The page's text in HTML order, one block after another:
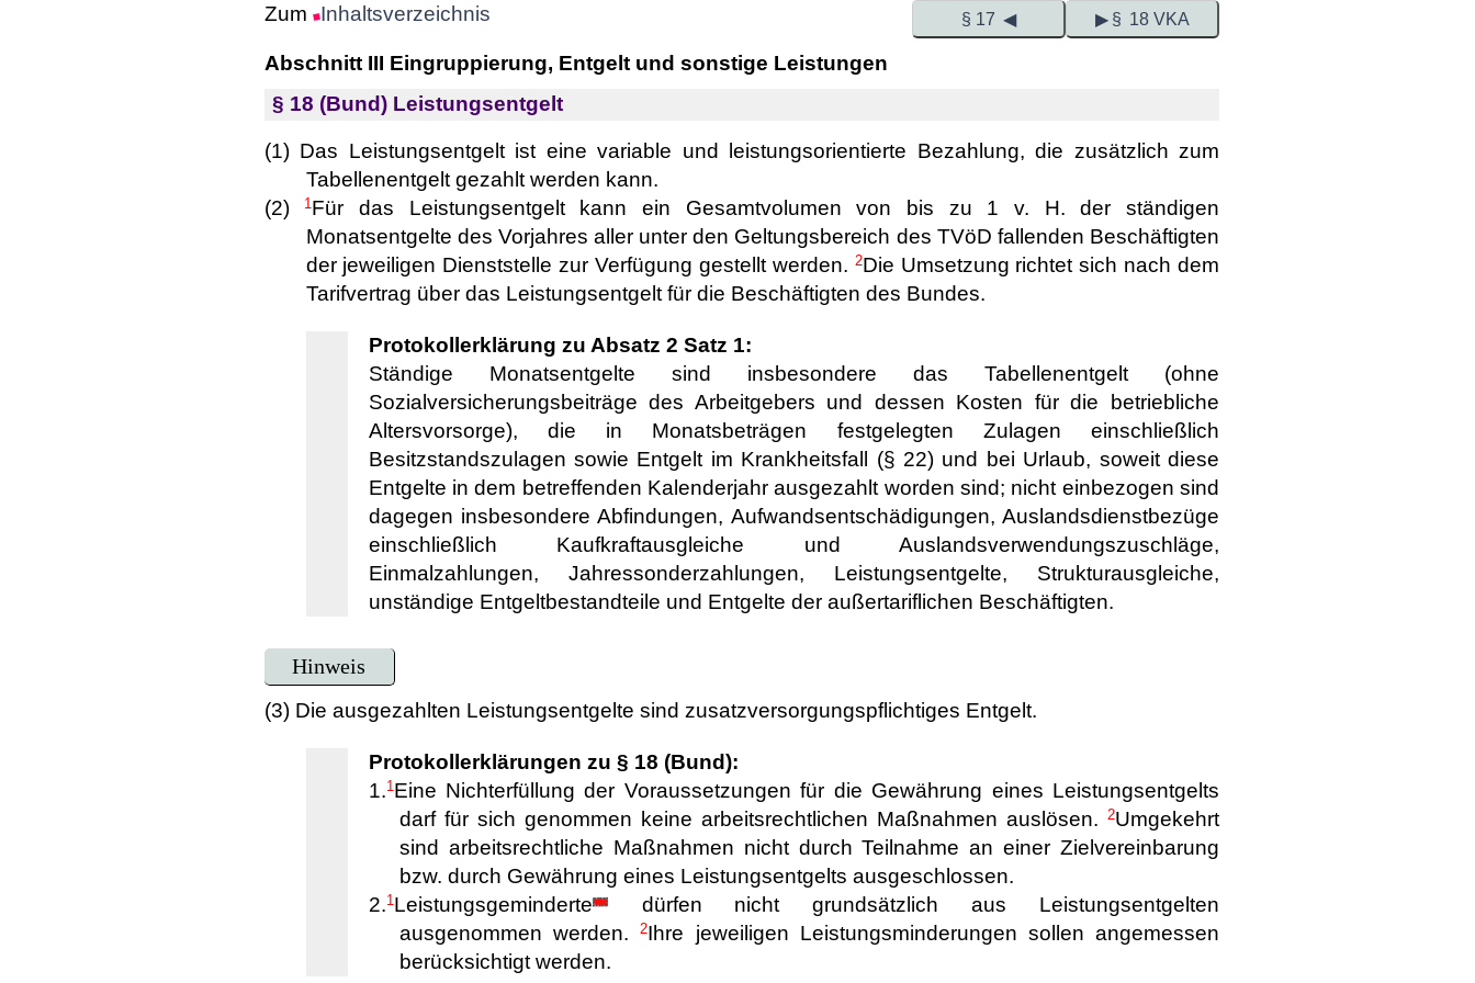
Zum Inhaltsverzeichnis § 17 ◀ ▶ § 18 VKA
Abschnitt III Eingruppierung, Entgelt und sonstige Leistungen
§ 18 (Bund) Leistungsentgelt
(1) Das Leistungsentgelt ist eine variable und leistungsorientierte Bezahlung, die zusätzlich zum
Tabellenentgelt gezahlt werden kann.
(2)
1 Für das Leistungsentgelt kann ein Gesamtvolumen von bis zu 1 v. H. der ständigen
Monatsentgelte des Vorjahres aller unter den Geltungsbereich des TVöD fallenden Beschäftigten
der jeweiligen Dienststelle zur Verfügung gestellt werden. 2Die Umsetzung richtet sich nach dem
Tarifvertrag über das Leistungsentgelt für die Beschäftigten des Bundes.
Protokollerklärung zu Absatz 2 Satz 1:
Ständige Monatsentgelte sind insbesondere das Tabellenentgelt (ohne
Sozialversicherungsbeiträge des Arbeitgebers und dessen Kosten für die betriebliche
Altersvorsorge), die in Monatsbeträgen festgelegten Zulagen einschließlich
Besitzstandszulagen sowie Entgelt im Krankheitsfall (§ 22) und bei Urlaub, soweit diese
Entgelte in dem betreffenden Kalenderjahr ausgezahlt worden sind; nicht einbezogen sind
dagegen insbesondere Abfindungen, Aufwandsentschädigungen, Auslandsdienstbezüge
einschließlich Kaufkraftausgleiche und Auslandsverwendungszuschläge,
Einmalzahlungen, Jahressonderzahlungen, Leistungsentgelte, Strukturausgleiche,
unständige Entgeltbestandteile und Entgelte der außertariflichen Beschäftigten.
Hinweis
(3) Die ausgezahlten Leistungsentgelte sind zusatzversorgungspflichtiges Entgelt.
Protokollerklärungen zu § 18 (Bund):
1.1Eine Nichterfüllung der Voraussetzungen für die Gewährung eines Leistungsentgelts
darf für sich genommen keine arbeitsrechtlichen Maßnahmen auslösen.
2Umgekehrt
sind arbeitsrechtliche Maßnahmen nicht durch Teilnahme an einer Zielvereinbarung
bzw. durch Gewährung eines Leistungsentgelts ausgeschlossen.
2.1Leistungsgeminderte
dürfen nicht grundsätzlich aus Leistungsentgelten
ausgenommen werden.2Ihre jeweiligen Leistungsminderungen sollen angemessen
berücksichtigt werden.